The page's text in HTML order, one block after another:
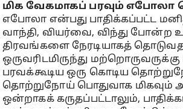
மிக வேகமாகப் பரவும் எபோலா
எபோலா என்பது பாதிக்கப்பட்ட
வாந்தி, வியர்வை, விந்து போன்ற
திரவங்களை நேரடியாகத்
ஒருவரிடமிருந்து
பரவக்கூடிய ஒரு கொடிய
தொற்றுநோய் பொதுவாக மிகவும்
ஒன்றாகக் கருதப்பட்டாலும்,